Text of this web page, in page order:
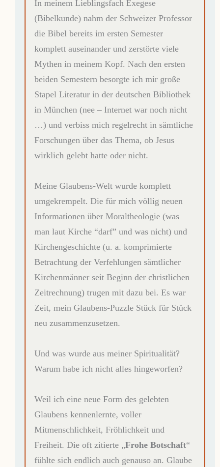
In meinem Lieblingsfach Exegese
(Bibelkunde) nahm der Schweizer Professor
die Bibel bereits im ersten Semester
komplett auseinander und zerstörte viele
Mythen in meinem Kopf. Nach den ersten
beiden Semestern besorgte ich mir große
Stapel Literatur in der deutschen Bibliothek
in München (nee – Internet war noch nicht
…) und verbiss mich regelrecht in sämtliche
Forschungen über das Thema, ob Jesus
wirklich gelebt hatte oder nicht.
Meine Glaubens-Welt wurde komplett
umgekrempelt. Die für mich völlig neuen
Informationen über Moraltheologie (was
man laut Kirche “darf” und was nicht) und
Kirchengeschichte (u. a. komprimierte
Betrachtung der Verfehlungen sämtlicher
Kirchenmänner seit Beginn der christlichen
Zeitrechnung) trugen mit dazu bei. Es war
Zeit, mein Glaubens-Puzzle Stück für Stück
neu zusammenzusetzen.
Und was wurde aus meiner Spiritualität?
Warum habe ich nicht alles hingeworfen?
Weil ich eine neue Form des gelebten
Glaubens kennenlernte, voller
Mitmenschlichkeit, Fröhlichkeit und
Freiheit. Die oft zitierte „Frohe Botschaft“
fühlte sich endlich auch genauso an. Glaube